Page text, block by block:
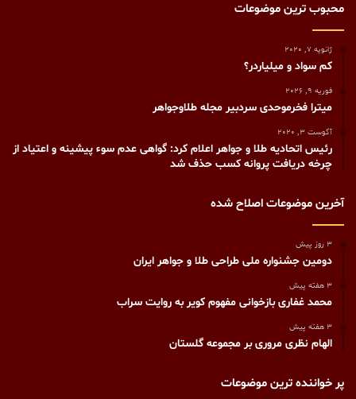
محبوب ترین موضوعات
ژانویه 7, 2020
کم سواد و میلیاردر؟
فوریه 9, 2026
میترا فخرموحدی سردبیر مجله طلاوجواهر
آگوست 3, 2020
رئیس اتحادیه طلا و جواهر اعلام کرد: گواهی عدم سوء پیشینه و اعتیاد از
چرخه دریافت پروانه کسب حذف شد
آخرین موضوعات اصلاح شده
3 روز پیش
دومین جشنواره ملی طراحی طلا و جواهر ایران
3 هفته پیش
محمد غفاری بازخوانی مفهوم کویر به روایت سراب
3 هفته پیش
الهام نظری مروری بر مجموعه گلستان
پر خواننده ترین موضوعات